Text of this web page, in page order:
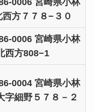
西方７７８−３０
0006 宮崎県小林
西方808−1
0004 宮崎県小林
字細野５７８－２